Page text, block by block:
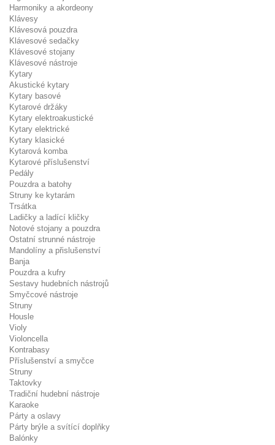
Harmoniky a akordeony
Klávesy
Klávesová pouzdra
Klávesové sedačky
Klávesové stojany
Klávesové nástroje
Kytary
Akustické kytary
Kytary basové
Kytarové držáky
Kytary elektroakustické
Kytary elektrické
Kytary klasické
Kytarová komba
Kytarové příslušenství
Pedály
Pouzdra a batohy
Struny ke kytarám
Trsátka
Ladičky a ladící kličky
Notové stojany a pouzdra
Ostatní strunné nástroje
Mandolíny a přislušenství
Banja
Pouzdra a kufry
Sestavy hudebních nástrojů
Smyčcové nástroje
Struny
Housle
Violy
Violoncella
Kontrabasy
Příslušenství a smyčce
Struny
Taktovky
Tradiční hudební nástroje
Karaoke
Párty a oslavy
Párty brýle a svítící doplňky
Balónky